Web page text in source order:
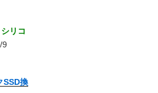
シリコ
9
SSD換